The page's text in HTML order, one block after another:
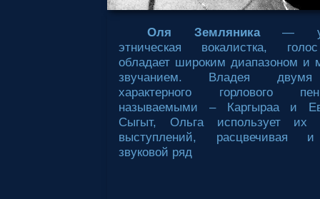
Оля Земляника—
этническая вокалистка,
обладает широким диапазоном и
звучанием. Владея
характерного горлового
называемыми – Каргыраа и
Сыгыт, Ольга использует их
выступлений, расцвечивая
звуковой ряд